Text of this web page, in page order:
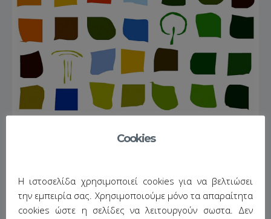
Έργο SUSTCULT
Cookies
Η ιστοσελίδα χρησιμοποιεί cookies για να βελτιώσει
την εμπειρία σας. Χρησιμοποιούμε μόνο τα απαραίτητα
cookies ώστε η σελίδες να λειτουργούν σωστα. Δεν